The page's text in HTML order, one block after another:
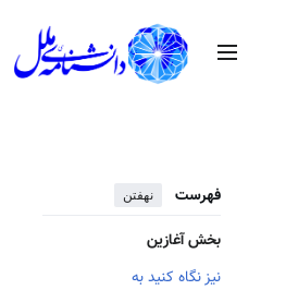
منوی اصلی
فهرست نهفتن
بخش آغازین
نیز نگاه کنید به